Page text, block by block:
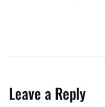
Leave a Reply